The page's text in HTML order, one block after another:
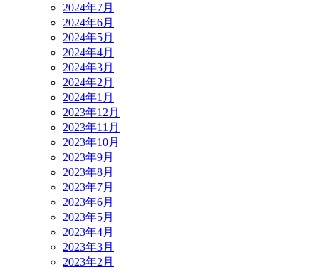
2024年7月
2024年6月
2024年5月
2024年4月
2024年3月
2024年2月
2024年1月
2023年12月
2023年11月
2023年10月
2023年9月
2023年8月
2023年7月
2023年6月
2023年5月
2023年4月
2023年3月
2023年2月